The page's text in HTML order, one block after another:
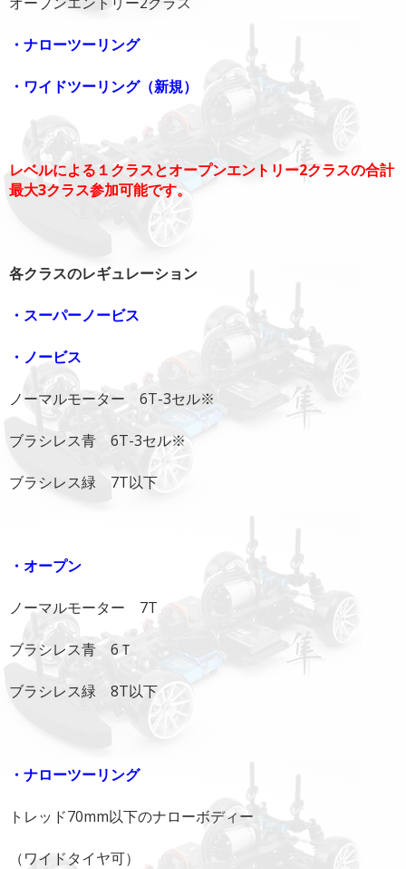
・ナローツーリング
・ワイドツーリング（新規）
レベルによる１クラスとオープンエントリー2クラスの合計
最大3クラス参加可能です。
各クラスのレギュレーション
・スーパーノービス
・ノービス
ノーマルモーター 6T-3セル※
ブラシレス青 6T-3セル※
ブラシレス緑 7T以下
・オープン
ノーマルモーター 7T
ブラシレス青 6Ｔ
ブラシレス緑 8T以下
・ナローツーリング
トレッド70mm以下のナローボディー
（ワイドタイヤ可）